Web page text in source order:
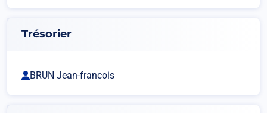
Trésorier
BRUN Jean-francois